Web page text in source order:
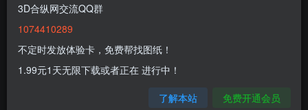
3D合纵网交流QQ群
1074410289
不定时发放体验卡，免费帮找图纸！
1.99元1天无限下载或者正在 进行中！
了解本站 免费开通会员